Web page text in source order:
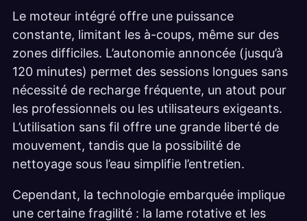
Le moteur intégré offre une puissance
constante, limitant les à-coups, même sur des
zones difficiles. L’autonomie annoncée (jusqu’à
120 minutes) permet des sessions longues sans
nécessité de recharge fréquente, un atout pour
les professionnels ou les utilisateurs exigeants.
L’utilisation sans fil offre une grande liberté de
mouvement, tandis que la possibilité de
nettoyage sous l’eau simplifie l’entretien.
Cependant, la technologie embarquée implique
une certaine fragilité : la lame rotative et les